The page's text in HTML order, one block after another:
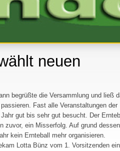
neuen
begrüßte die Versammlung und ließ
Fast alle Veranstaltungen der
gut bis sehr gut besucht. Der
zuvor, ein Misserfolg. Auf grund
kein Ernteball mehr organisieren.
Lotta Bünz vom 1. Vorsitzenden